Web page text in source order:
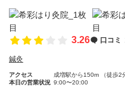
3.26 口コミ
鍼灸
アクセス
成増駅から150m （徒歩2
本日の営業状況 9:00〜20:00